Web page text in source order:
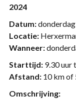
2024
Datum:
Locatie:
Wanneer:
Starttijd:9.30 uur
Afstand: 10 km of
Omschrijving: